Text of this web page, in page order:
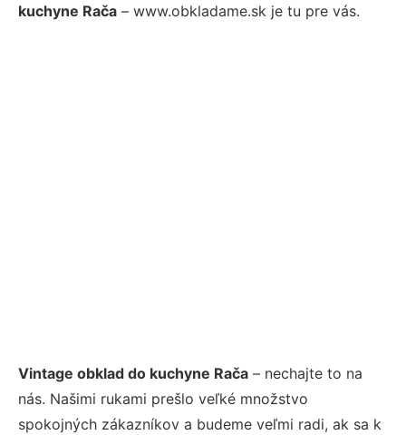
kuchyne Rača – www.obkladame.sk je tu pre vás.
Vintage obklad do kuchyne Rača – nechajte to na
nás. Našimi rukami prešlo veľké množstvo
spokojných zákazníkov a budeme veľmi radi, ak sa k